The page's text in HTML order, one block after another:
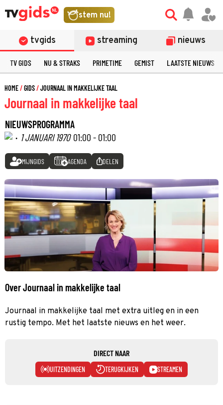
stem nu!
tvgids streaming nieuws
TV GIDS NU & STRAKS PRIMETIME GEMIST LAATSTE NIEUWS
HOME GIDS JOURNAAL IN MAKKELIJKE TAAL
Journaal in makkelijke taal
NIEUWSPROGRAMMA
· 1 JANUARI 1970 01:00 - 01:00
MIJNGIDS AGENDA DELEN
Over Journaal in makkelijke taal
Journaal in makkelijke taal met extra uitleg en in een
rustig tempo. Met het laatste nieuws en het weer.
DIRECT NAAR
UITZENDINGEN TERUGKIJKEN STREAMEN